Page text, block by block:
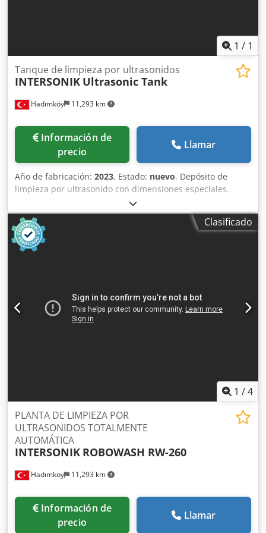
1 / 1
Hadımköy 11,293 km
Tanque de limpieza por ultrasonidos
INTERSONIK Ultrasonic Tank
Información de
precio
Llamar
Año de fabricación: 2023, Estado: nuevo, Depósito de
limpieza por ultrasonido con dimensiones especiales.
Codpfx Aod Tnt Dolferf Podemos fabricar depósitos de
ultrasonido de gran tamaño según sus necesidades. Este
depósito tiene una capacidad de 4000 kg de líquido y está
fabricado en acero inoxidable. Ideal para aplicaciones de
limpieza en tareas de mantenimiento. Depósito de
ultrasonido para piezas grandes.
Clasificado
1 /4
Hadımköy 11,293 km
PLANTA DE LIMPIEZA POR
ULTRASONIDOS TOTALMENTE
AUTOMÁTICA
INTERSONIK ROBOWASH RW-260
Información de
precio
Llamar